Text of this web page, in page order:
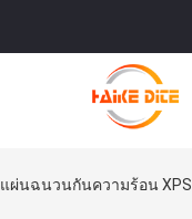
แผ่นฉนวนกันความร้อน XPS